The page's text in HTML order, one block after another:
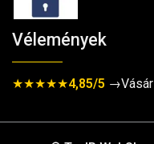
Vélemények
★★★★★4,85/5